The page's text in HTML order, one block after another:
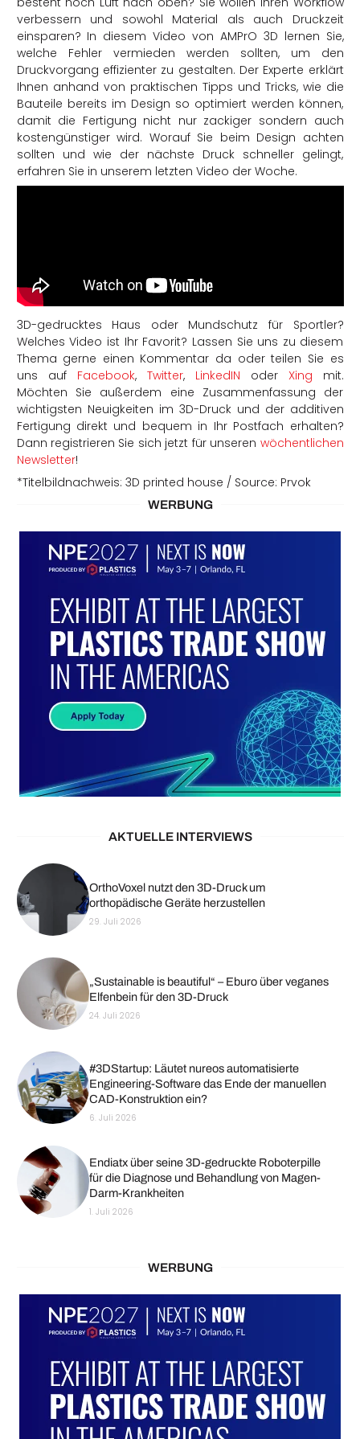
verbessern und sowohl Material als auch Druckzeit
einsparen? In diesem Video von AMPrO 3D lernen Sie,
welche Fehler vermieden werden sollten, um den
Druckvorgang effizienter zu gestalten. Der Experte erklärt
Ihnen anhand von praktischen Tipps und Tricks, wie die
Bauteile bereits im Design so optimiert werden können,
damit die Fertigung nicht nur zackiger sondern auch
kostengünstiger wird. Worauf Sie beim Design achten
sollten und wie der nächste Druck schneller gelingt,
erfahren Sie in unserem letzten Video der Woche.
3D-gedrucktes Haus oder Mundschutz für Sportler?
Welches Video ist Ihr Favorit? Lassen Sie uns zu diesem
Thema gerne einen Kommentar da oder teilen Sie es
uns auf Facebook, Twitter, LinkedIN oder Xing mit.
Möchten Sie außerdem eine Zusammenfassung der
wichtigsten Neuigkeiten im 3D-Druck und der additiven
Fertigung direkt und bequem in Ihr Postfach erhalten?
Dann registrieren Sie sich jetzt für unseren wöchentlichen
Newsletter!
*Titelbildnachweis: 3D printed house / Source: Prvok​
WERBUNG
AKTUELLE INTERVIEWS
OrthoVoxel nutzt den 3D-Druck um
orthopädische Geräte herzustellen
29. Juli 2026
„Sustainable is beautiful“ – Eburo über veganes
Elfenbein für den 3D-Druck
24. Juli 2026
#3DStartup: Läutet nureos automatisierte
Engineering-Software das Ende der manuellen
CAD-Konstruktion ein?
6. Juli 2026
Endiatx über seine 3D-gedruckte Roboterpille
für die Diagnose und Behandlung von Magen-
Darm-Krankheiten
1. Juli 2026
WERBUNG